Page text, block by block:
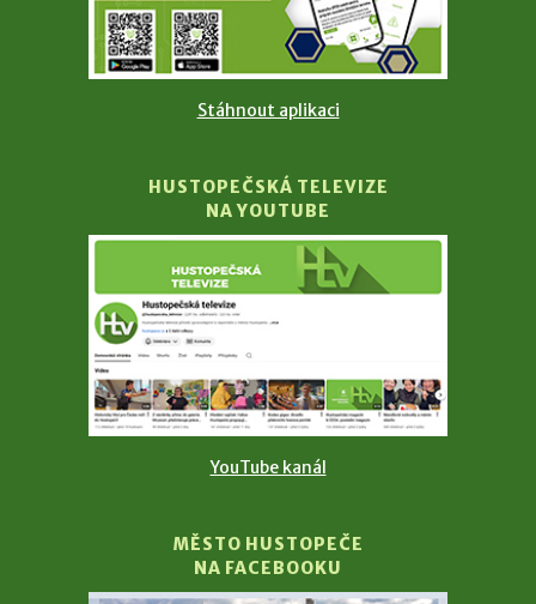
Stáhnout aplikaci
HUSTOPEČSKÁ TELEVIZE
NA YOUTUBE
YouTube kanál
MĚSTO HUSTOPEČE
NA FACEBOOKU